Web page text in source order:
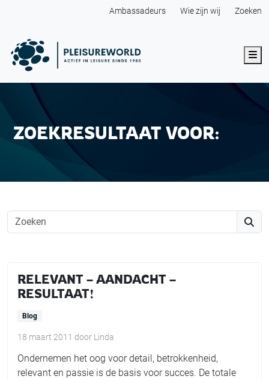
Ambassadeurs Wie zijn wij Zoeken
ZOEKRESULTAAT VOOR:
RELEVANT – AANDACHT –
RESULTAAT!
Blog
18 maart 2011 door Linda
Ondernemen het oog voor detail, betrokkenheid,
relevant en passie is de basis voor succes. De totale